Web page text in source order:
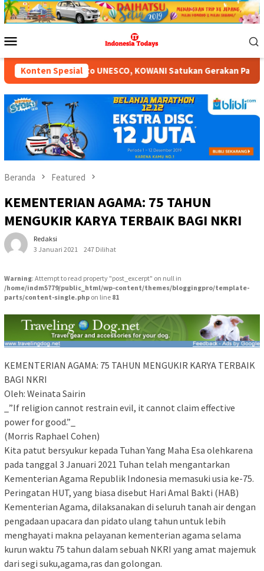
Loncat
ke
Mobile
Konten Spesial
Satukan Gerakan Pangan, Budaya dan Pemberdayaan
Beranda Featured
KEMENTERIAN AGAMA: 75 TAHUN
MENGUKIR KARYA TERBAIK BAGI NKRI
Redaksi
3 Januari 2021
247 Dilihat
Warning: Attempt to read property "post_excerpt" on null in
/home/indm5779/public_html/wp-content/themes/bloggingpro/template-
parts/content-single.php on line 81
KEMENTERIAN AGAMA: 75 TAHUN MENGUKIR KARYA TERBAIK
BAGI NKRI
Oleh: Weinata Sairin
_”If religion cannot restrain evil, it cannot claim effective
power for good.”_
(Morris Raphael Cohen)
Kita patut bersyukur kepada Tuhan Yang Maha Esa olehkarena
pada tanggal 3 Januari 2021 Tuhan telah mengantarkan
Kementerian Agama Republik Indonesia memasuki usia ke-75.
Peringatan HUT, yang biasa disebut Hari Amal Bakti (HAB)
Kementerian Agama, dilaksanakan di seluruh tanah air dengan
pengadaan upacara dan pidato ulang tahun untuk lebih
menghayati makna pelayanan kementerian agama selama
kurun waktu 75 tahun dalam sebuah NKRI yang amat majemuk
dari segi suku,agama,ras dan golongan.